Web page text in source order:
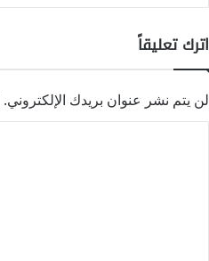
اترك تعليقاً
لن يتم نشر عنوان بريدك الإلكتروني.